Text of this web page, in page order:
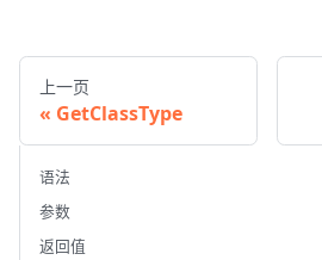
上一页
GetClassType
语法
参数
返回值